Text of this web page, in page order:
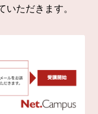
いただきます。